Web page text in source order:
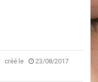
créé le
23/08/2017